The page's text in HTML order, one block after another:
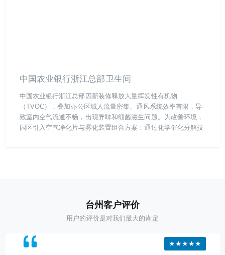
中国农业银行浙江总部卫生间
中国农业银行浙江总部因新装修释放大量挥发性有机物
（TVOC），叠加办公区域人流量密集、通风系统效率有限，导
致室内空气流通不畅，出现异味和细菌滋生问题。为改善环境，
园区引入空气净化片与雾化装置组合方案：通过化学催化分解技
台州客户评价
用户的评价是对我们最大的肯定
★★★★★